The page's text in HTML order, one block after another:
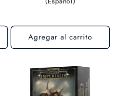
Agregar al carrito